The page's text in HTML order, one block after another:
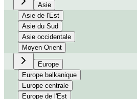
Asie
Asie de l'Est
Asie du Sud
Asie occidentale
Moyen-Orient
Europe
Europe balkanique
Europe centrale
Europe de l'Est